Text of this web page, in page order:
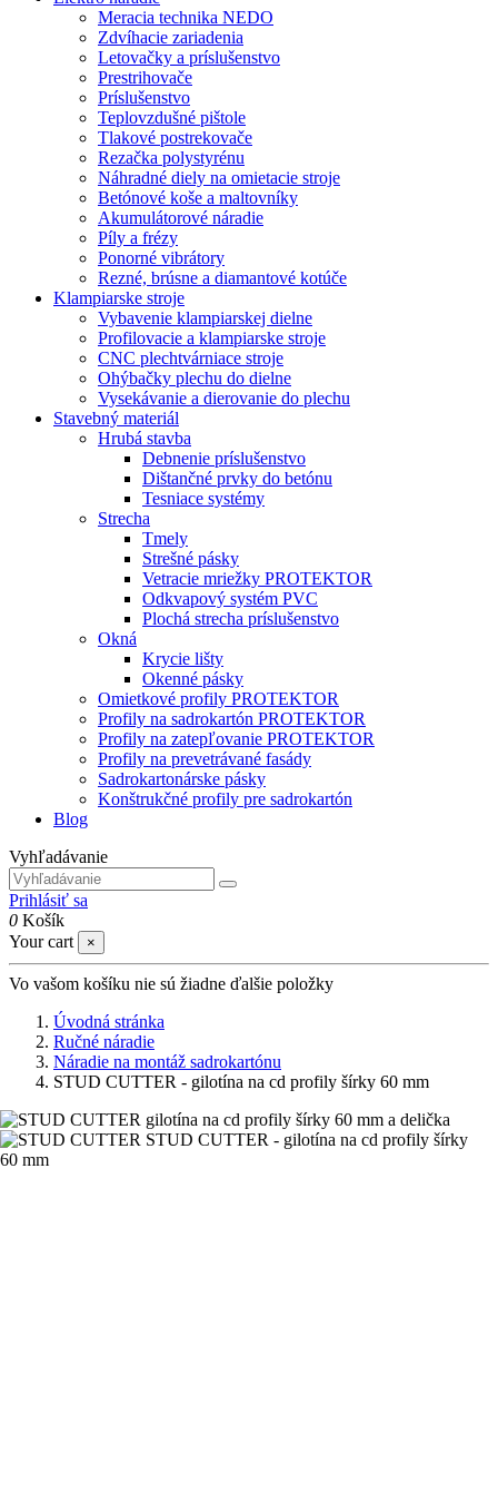
Meracia technika NEDO
Zdvíhacie zariadenia
Letovačky a príslušenstvo
Prestrihovače
Príslušenstvo
Teplovzdušné pištole
Tlakové postrekovače
Rezačka polystyrénu
Náhradné diely na omietacie stroje
Betónové koše a maltovníky
Akumulátorové náradie
Píly a frézy
Ponorné vibrátory
Rezné, brúsne a diamantové kotúče
Klampiarske stroje
Vybavenie klampiarskej dielne
Profilovacie a klampiarske stroje
CNC plechtvárniace stroje
Ohýbačky plechu do dielne
Vysekávanie a dierovanie do plechu
Stavebný materiál
Hrubá stavba
Debnenie príslušenstvo
Dištančné prvky do betónu
Tesniace systémy
Strecha
Tmely
Strešné pásky
Vetracie mriežky PROTEKTOR
Odkvapový systém PVC
Plochá strecha príslušenstvo
Okná
Krycie lišty
Okenné pásky
Omietkové profily PROTEKTOR
Profily na sadrokartón PROTEKTOR
Profily na zatepľovanie PROTEKTOR
Profily na prevetrávané fasády
Sadrokartonárske pásky
Konštrukčné profily pre sadrokartón
Blog
Vyhľadávanie
Prihlásiť sa
0 Košík
Your cart
×
Vo vašom košíku nie sú žiadne ďalšie položky
Úvodná stránka
Ručné náradie
Náradie na montáž sadrokartónu
STUD CUTTER - gilotína na cd profily šírky 60 mm